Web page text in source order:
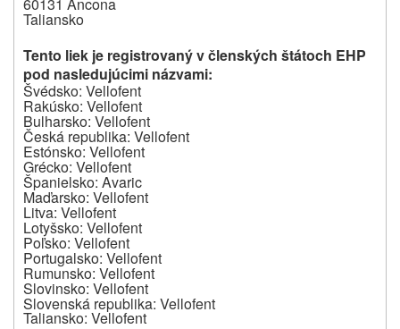
Taliansko
Tento liek je registrovaný v členských štátoch EHP
pod nasledujúcimi názvami:
Švédsko: Vellofent
Rakúsko: Vellofent
Bulharsko: Vellofent
Česká republika: Vellofent
Estónsko: Vellofent
Grécko: Vellofent
Španielsko: Avaric
Maďarsko: Vellofent
Litva: Vellofent
Lotyšsko: Vellofent
Poľsko: Vellofent
Portugalsko: Vellofent
Rumunsko: Vellofent
Slovinsko: Vellofent
Slovenská republika: Vellofent
Taliansko: Vellofent